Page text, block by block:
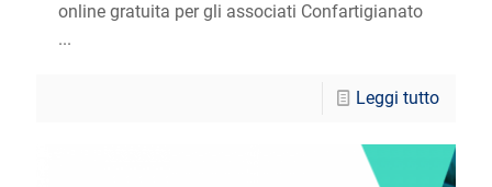
online gratuita per gli associati Confartigianato
...
Leggi tutto